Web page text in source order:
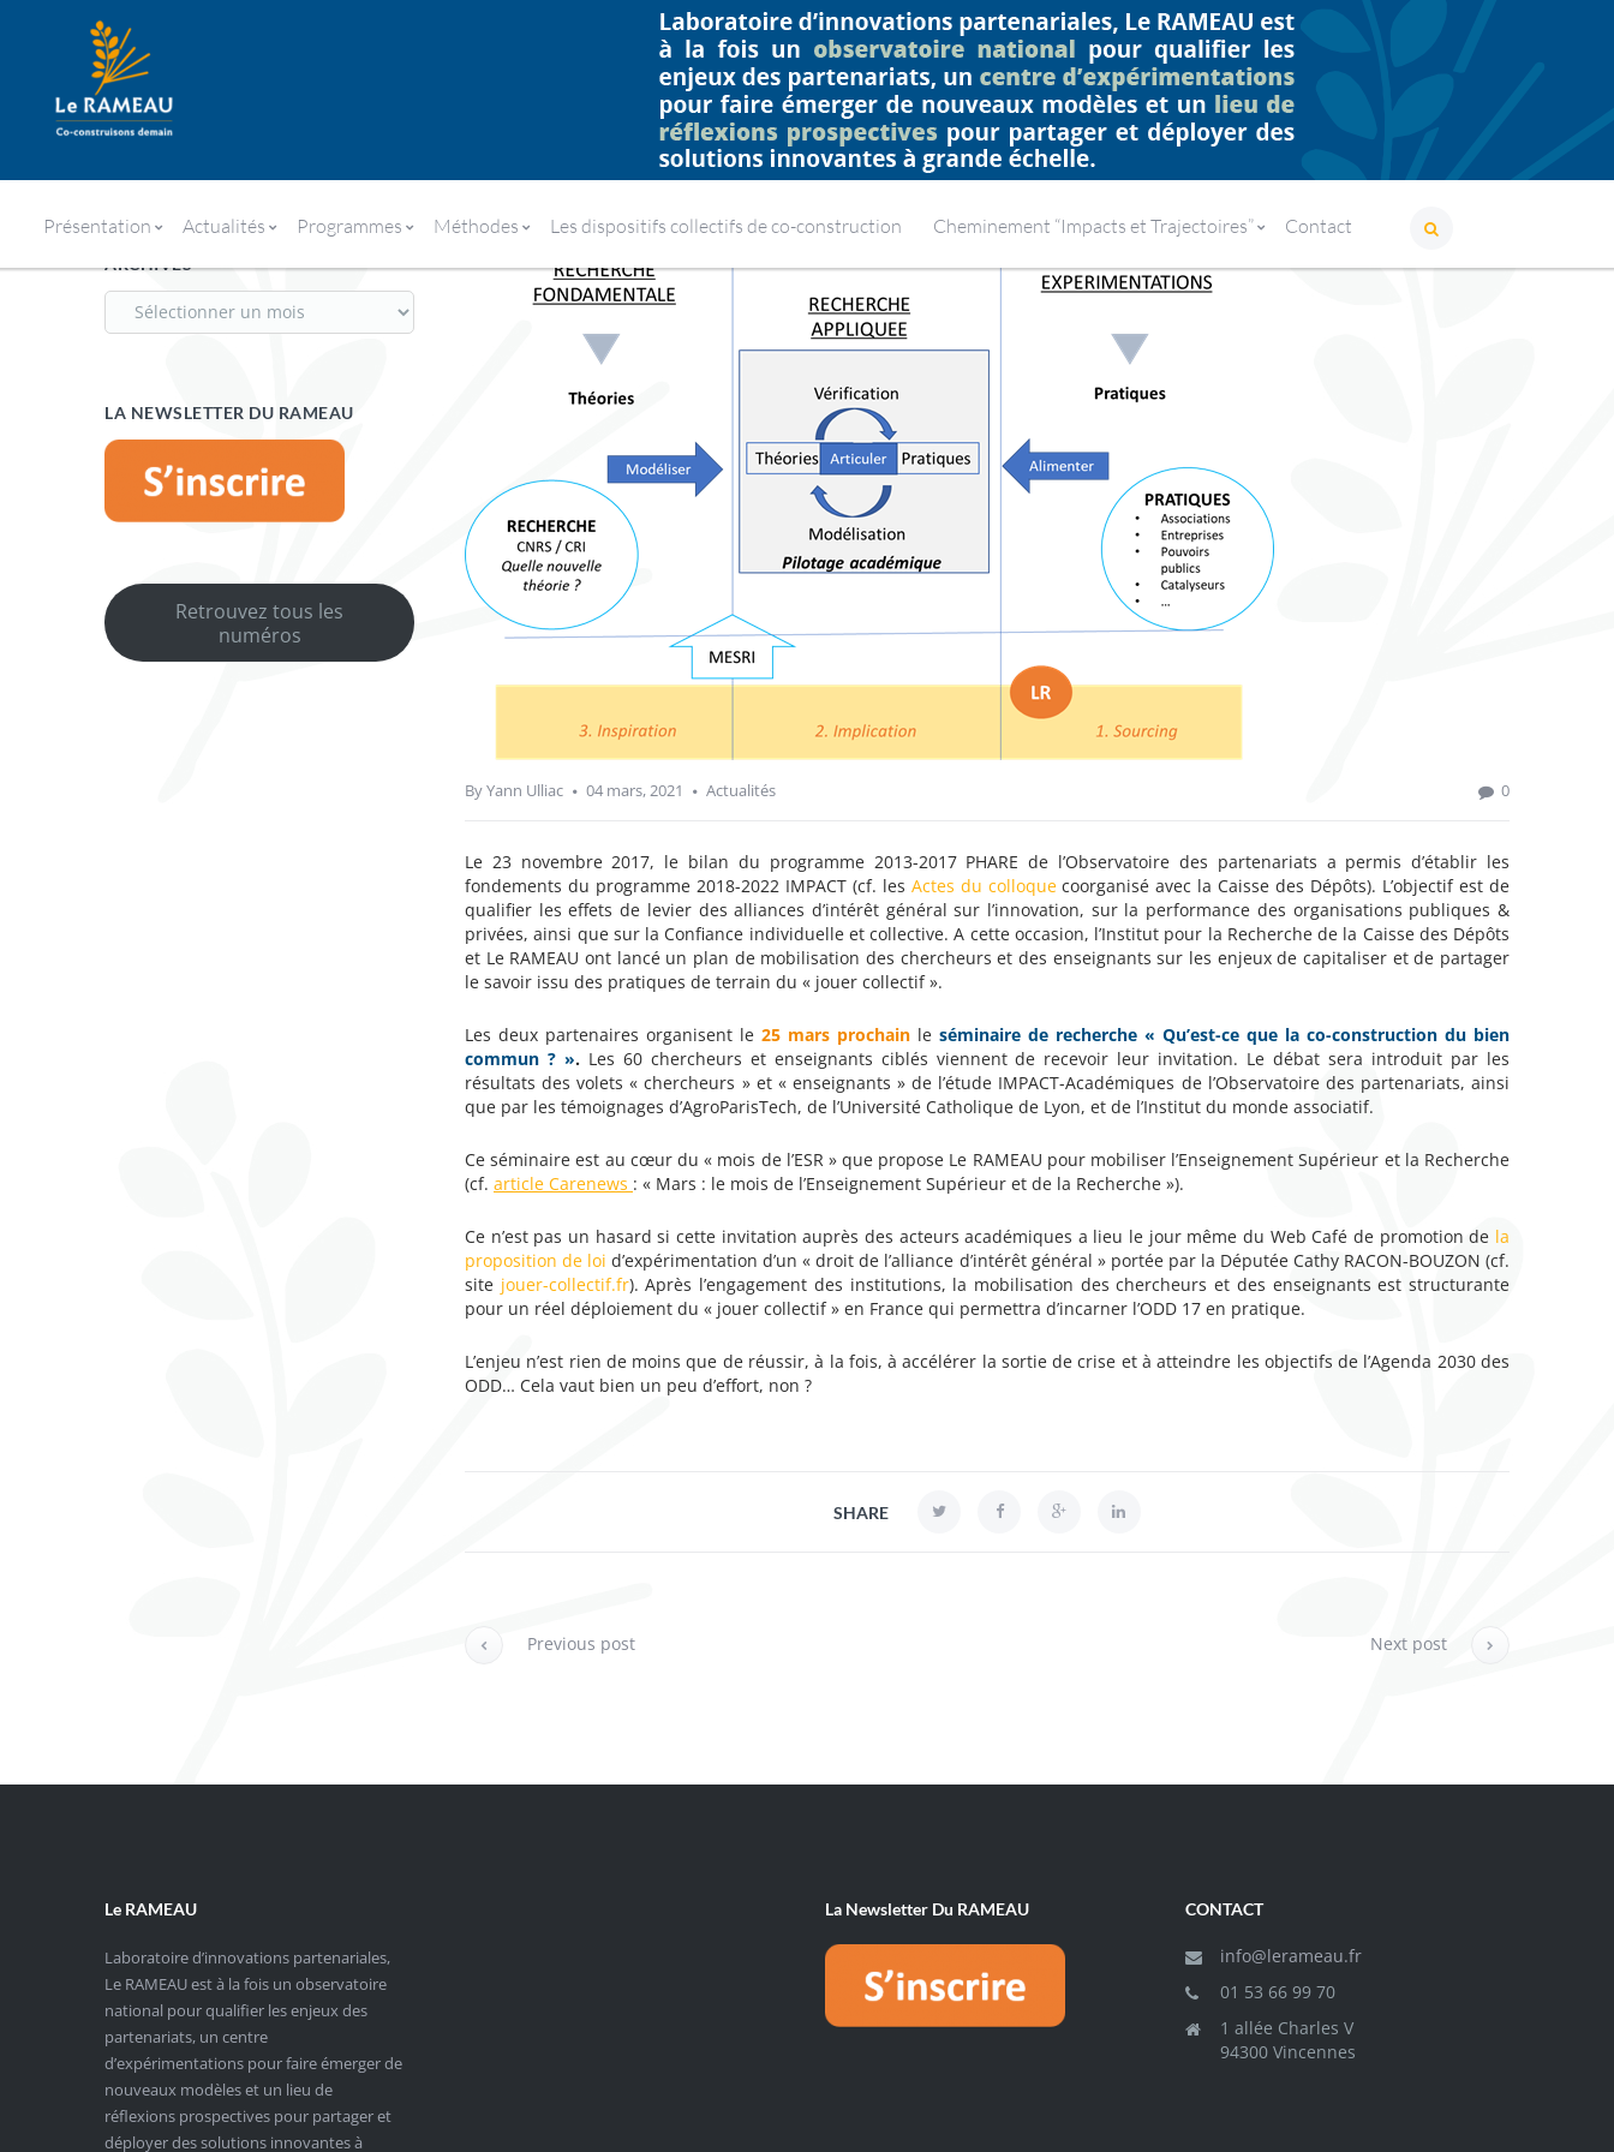
Présentation Actualités Programmes Méthodes Les dispositifs collectifs de co-construction Cheminement “Impacts et Trajectoires” Contact
MARS : LE MOIS DE L’ENSEIGNEMENT SUPÉRIEUR ET DE LA RECHERCHE
Home Actualités Mars : le mois de l’Enseignement Supérieur et de la Recherche
ByYann Ulliac 04 mars, 2021 Actualités 0
Le 23 novembre 2017, le bilan du programme 2013-2017 PHARE de l’Observatoire des partenariats a permis d’établir les
fondements du programme 2018-2022 IMPACT (cf. les Actes du colloquecoorganisé avec la Caisse des Dépôts). L’objectif est de
qualifier les effets de levier des alliances d’intérêt général sur l’innovation, sur la performance des organisations publiques &
privées, ainsi que sur la Confiance individuelle et collective. A cette occasion, l’Institut pour la Recherche de la Caisse des Dépôts
et Le RAMEAU ont lancé un plan de mobilisation des chercheurs et des enseignants sur les enjeux de capitaliser et de partager
le savoir issu des pratiques de terrain du « jouer collectif ».
Les deux partenaires organisent le25 mars prochain leséminaire de recherche « Qu’est-ce que la co-construction du bien
commun ? ». Les 60 chercheurs et enseignants ciblés viennent de recevoir leur invitation. Le débat sera introduit par les
résultats des volets « chercheurs » et « enseignants » de l’étude IMPACT-Académiques de l’Observatoire des partenariats, ainsi
que par les témoignages d’AgroParisTech, de l’Université Catholique de Lyon, et de l’Institut du monde associatif.
Ce séminaire est au cœur du « mois de l’ESR » que propose Le RAMEAU pour mobiliser l’Enseignement Supérieur et la Recherche
(cf.article Carenews : « Mars : le mois de l’Enseignement Supérieur et de la Recherche »).
Ce n’est pas un hasard si cette invitation auprès des acteurs académiques a lieu le jour même du Web Café de promotion de la
proposition de loi d’expérimentation d’un « droit de l’alliance d’intérêt général » portée par la Députée Cathy RACON-BOUZON (cf.
site jouer-collectif.fr). Après l’engagement des institutions, la mobilisation des chercheurs et des enseignants est structurante
pour un réel déploiement du « jouer collectif » en France qui permettra d’incarner l’ODD 17 en pratique.
L’enjeu n’est rien de moins que de réussir, à la fois, à accélérer la sortie de crise et à atteindre les objectifs de l’Agenda 2030 des
ODD… Cela vaut bien un peu d’effort, non ?
SHARE
Previous post Next post
ARCHIVES
LA NEWSLETTER DU RAMEAU
Retrouvez tous les
numéros
Le RAMEAU
Laboratoire d’innovations partenariales,
Le RAMEAU est à la fois un observatoire
national pour qualifier les enjeux des
partenariats, un centre
d’expérimentations pour faire émerger de
nouveaux modèles et un lieu de
réflexions prospectives pour partager et
déployer des solutions innovantes à
La Newsletter Du RAMEAU CONTACT
info@lerameau.fr
01 53 66 99 70
1 allée Charles V
94300 Vincennes